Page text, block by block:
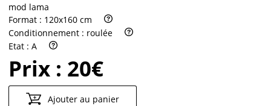
mod lama
Format : 120x160 cm
Conditionnement : roulée
Etat : A
Prix : 20€
Ajouter au panier